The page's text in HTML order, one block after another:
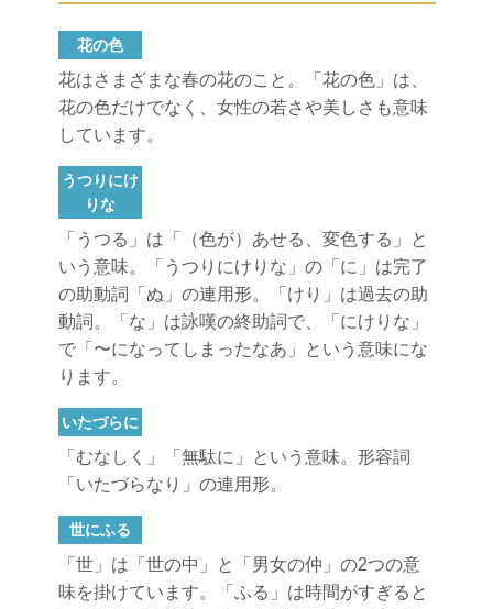
花の色
花はさまざまな春の花のこと。「花の色」は、
花の色だけでなく、女性の若さや美しさも意味
しています。
うつりにけ
りな
「うつる」は「（色が）あせる、変色する」と
いう意味。「うつりにけりな」の「に」は完了
の助動詞「ぬ」の連用形。「けり」は過去の助
動詞。「な」は詠嘆の終助詞で、「にけりな」
で「〜になってしまったなあ」という意味にな
ります。
いたづらに
「むなしく」「無駄に」という意味。形容詞
「いたづらなり」の連用形。
世にふる
「世」は「世の中」と「男女の仲」の2つの意
味を掛けています。「ふる」は時間がすぎると